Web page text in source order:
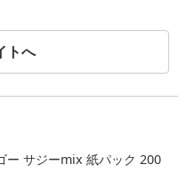
トへ
ー サジーmix 紙パック 200